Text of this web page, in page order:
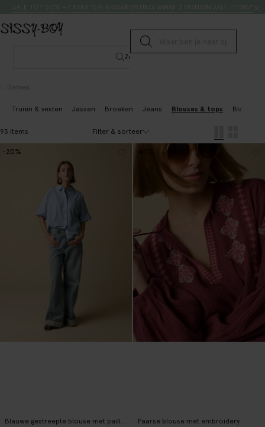
Submit search
Zoeken
Dames
Truien & vesten Jassen Broeken Jeans Blouses & tops Blazers
93 Items Filter & sorteer
-20%
Paarse blouse met embroidery
-40%